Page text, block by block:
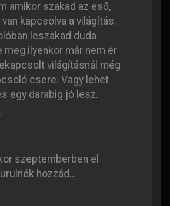
amikor szakad az eső,
kapcsolva a világítás.
leszakad duda
meg ilyenkor már nem ér
világításnál még
csere. Vagy lehet
egy darabig jó lesz.
szeptemberben el
hozzád...